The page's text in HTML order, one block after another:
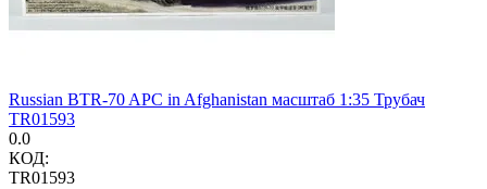
Russian BTR-70 APC in Afghanistan масштаб 1:35 Трубач
TR01593
0.0
КОД:
TR01593